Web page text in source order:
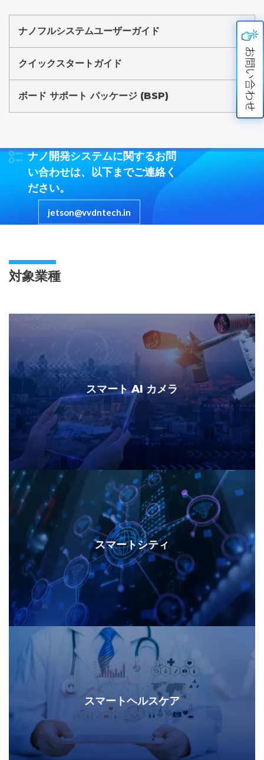
ナノフルシステムユーザーガイド
クイックスタートガイド
ボード サポート パッケージ (BSP)
ナノ開発システムに関するお問
い合わせは、以下までご連絡く
ださい。
jetson@vvdntech.in
対象業種
スマート AI カメラ
スマートシティ
スマートヘルスケア